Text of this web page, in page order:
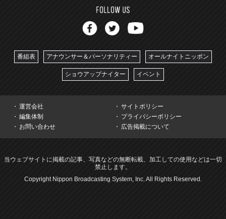
番組表 アナウンサー＆パーソナリティー オールナイトニッポン
ショウアップナイター イベント
運営会社
サイトポリシー
編集体制
プライバシーポリシー
お問い合わせ
広告掲載について
当ウェブサイトに掲載の記事、写真などの無断転載、加工しての使用などは一切
禁止します。
Copyright Nippon Broadcasting System, Inc. All Rights Reserved.